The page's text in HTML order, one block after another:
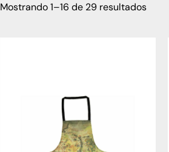
Mostrando 1–16 de 29 resultados